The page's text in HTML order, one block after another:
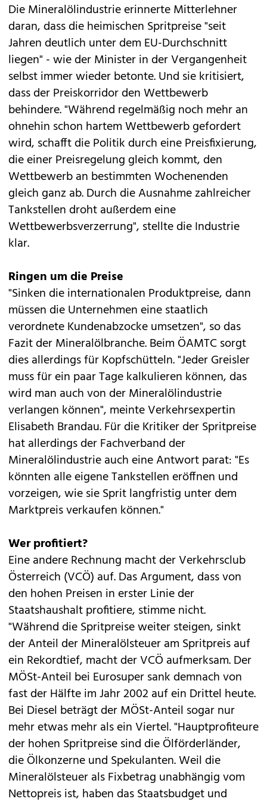
Die Mineralölindustrie erinnerte Mitterlehner
daran, dass die heimischen Spritpreise "seit
Jahren deutlich unter dem EU-Durchschnitt
liegen" - wie der Minister in der Vergangenheit
selbst immer wieder betonte. Und sie kritisiert,
dass der Preiskorridor den Wettbewerb
behindere. "Während regelmäßig noch mehr an
ohnehin schon hartem Wettbewerb gefordert
wird, schafft die Politik durch eine Preisfixierung,
die einer Preisregelung gleich kommt, den
Wettbewerb an bestimmten Wochenenden
gleich ganz ab. Durch die Ausnahme zahlreicher
Tankstellen droht außerdem eine
Wettbewerbsverzerrung", stellte die Industrie
klar.
Ringen um die Preise
"Sinken die internationalen Produktpreise, dann
müssen die Unternehmen eine staatlich
verordnete Kundenabzocke umsetzen", so das
Fazit der Mineralölbranche. Beim ÖAMTC sorgt
dies allerdings für Kopfschütteln. "Jeder Greisler
muss für ein paar Tage kalkulieren können, das
wird man auch von der Mineralölindustrie
verlangen können", meinte Verkehrsexpertin
Elisabeth Brandau. Für die Kritiker der Spritpreise
hat allerdings der Fachverband der
Mineralölindustrie auch eine Antwort parat: "Es
könnten alle eigene Tankstellen eröffnen und
vorzeigen, wie sie Sprit langfristig unter dem
Marktpreis verkaufen können."
Wer profitiert?
Eine andere Rechnung macht der Verkehrsclub
Österreich (VCÖ) auf. Das Argument, dass von
den hohen Preisen in erster Linie der
Staatshaushalt profitiere, stimme nicht.
"Während die Spritpreise weiter steigen, sinkt
der Anteil der Mineralölsteuer am Spritpreis auf
ein Rekordtief, macht der VCÖ aufmerksam. Der
MÖSt-Anteil bei Eurosuper sank demnach von
fast der Hälfte im Jahr 2002 auf ein Drittel heute.
Bei Diesel beträgt der MÖSt-Anteil sogar nur
mehr etwas mehr als ein Viertel. "Hauptprofiteure
der hohen Spritpreise sind die Ölförderländer,
die Ölkonzerne und Spekulanten. Weil die
Mineralölsteuer als Fixbetrag unabhängig vom
Nettopreis ist, haben das Staatsbudget und